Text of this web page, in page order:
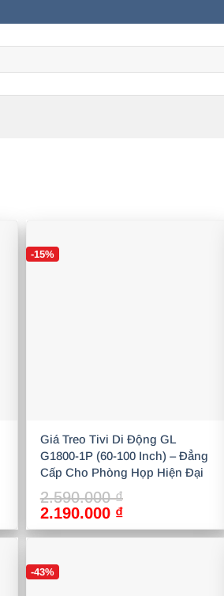
-15%
Giá Treo Tivi Di Động GL
G1800-1P (60-100 Inch) – Đẳng
Cấp Cho Phòng Họp Hiện Đại
2.590.000₫
Giá
gốc
là:
2.190.000 ₫Giá
hiện
tại
-43%